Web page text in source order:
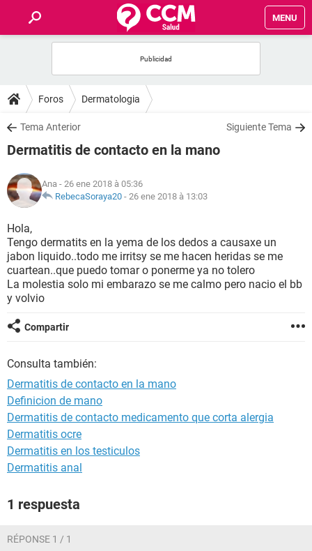
MENU
FORUMS
SALUD
NUTRICIÓN
BIENESTAR
SEXUALIDAD
GLOSARIO
Foros Dermatologia
Tema Anterior Siguiente Tema
Dermatitis de contacto en la mano
Ana - 26 ene 2018 à 05:36
RebecaSoraya20 - 26 ene 2018 à 13:03
Hola,
Tengo dermatits en la yema de los dedos a causaxe un
jabon liquido..todo me irritsy se me hacen heridas se me
cuartean..que puedo tomar o ponerme ya no tolero
La molestia solo mi embarazo se me calmo pero nacio el bb
y volvio
Compartir
Consulta también:
Dermatitis de contacto en la mano
Definicion de mano
Dermatitis de contacto medicamento que corta alergia
Dermatitis ocre
Dermatitis en los testiculos
Dermatitis anal
1 respuesta
RÉPONSE 1 / 1